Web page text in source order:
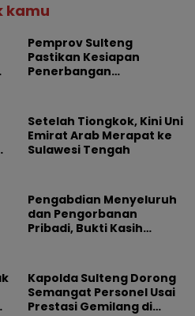
kamu
Pemprov Sulteng
Pastikan Kesiapan
Penerbangan
Setelah Tiongkok, Kini Uni
Emirat Arab Merapat ke
Sulawesi Tengah
Pengabdian Menyeluruh
dan Pengorbanan
Pribadi, Bukti Kasih
Kapolda Sulteng Dorong
Semangat Personel Usai
Prestasi Gemilang di